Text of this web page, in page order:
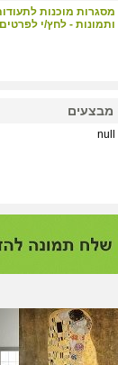
מסגרות מוכנות
ותמונות - לחץ/י
וסימולציה - לחץ/י
ישראלים - לחץ/י
מבצעים
null